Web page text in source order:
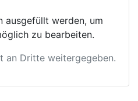
ausgefüllt werden, um
zu bearbeiten.
an Dritte weitergegeben.